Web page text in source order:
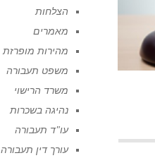
הצלחות
מאמרים
מהירות מופרזת
משפט תעבורה
משרד הרישוי
נהיגה בשכרות
עו"ד תעבורה
עורך דין תעבורה